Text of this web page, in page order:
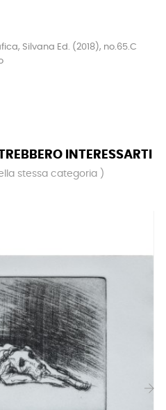
Silvana Ed. (2018), no.65.C
INTERESSARTI
stessa categoria )